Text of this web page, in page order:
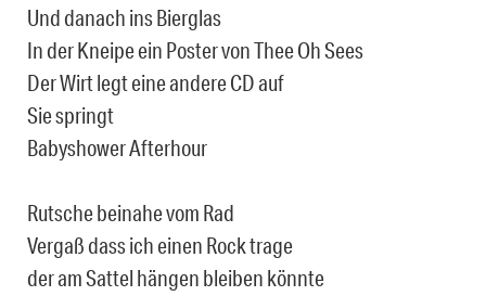
Und danach ins Bierglas
In der Kneipe ein Poster von Thee Oh Sees
Der Wirt legt eine andere CD auf
Sie springt
Babyshower Afterhour
Rutsche beinahe vom Rad
Vergaß dass ich einen Rock trage
der am Sattel hängen bleiben könnte